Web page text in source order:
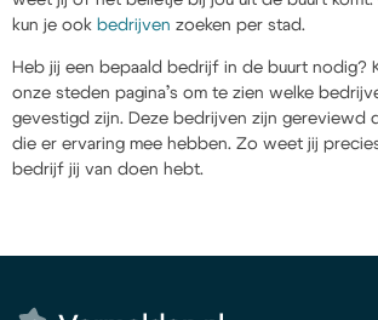
kun je ook bedrijven zoeken per stad.
Heb jij een bepaald bedrijf in de buurt nodig?
onze steden pagina’s om te zien welke
gevestigd zijn. Deze bedrijven zijn gereviewd
die er ervaring mee hebben. Zo weet jij
bedrijf jij van doen hebt.